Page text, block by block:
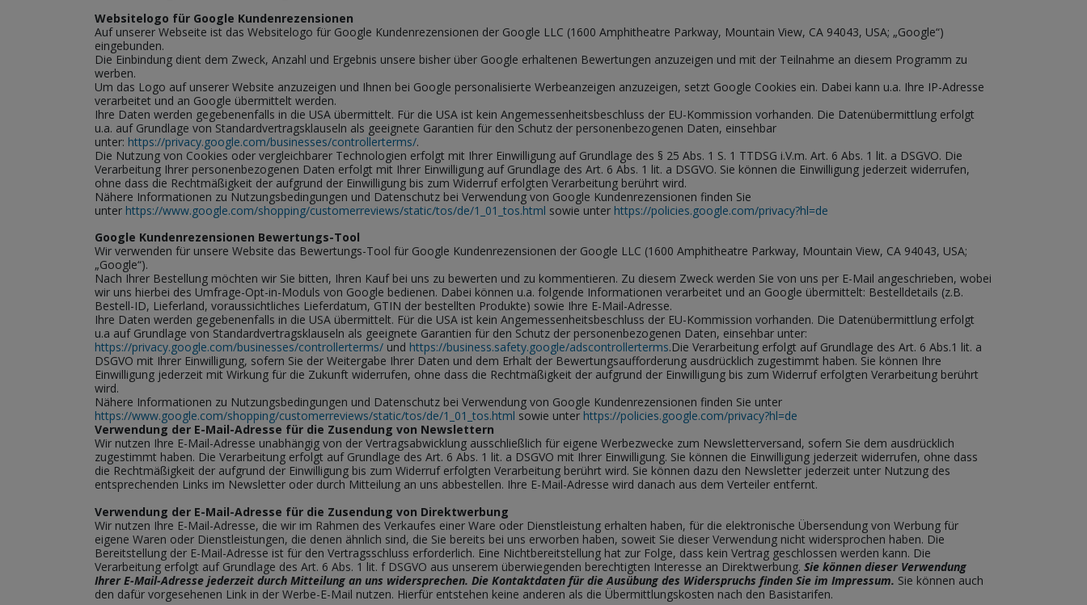
Websitelogo für Google Kundenrezensionen
Auf unserer Webseite ist das Websitelogo für Google Kundenrezensionen der Google LLC (1600 Amphitheatre Parkway, Mountain View, CA 94043, USA; „Google“)
eingebunden.
Die Einbindung dient dem Zweck, Anzahl und Ergebnis unsere bisher über Google erhaltenen Bewertungen anzuzeigen und mit der Teilnahme an diesem Programm zu
werben.
Um das Logo auf unserer Website anzuzeigen und Ihnen bei Google personalisierte Werbeanzeigen anzuzeigen, setzt Google Cookies ein. Dabei kann u.a. Ihre IP-Adresse
verarbeitet und an Google übermittelt werden.
Ihre Daten werden gegebenenfalls in die USA übermittelt. Für die USA ist kein Angemessenheitsbeschluss der EU-Kommission vorhanden. Die Datenübermittlung erfolgt
u.a. auf Grundlage von Standardvertragsklauseln als geeignete Garantien für den Schutz der personenbezogenen Daten, einsehbar
unter: https://privacy.google.com/businesses/controllerterms/.
Die Nutzung von Cookies oder vergleichbarer Technologien erfolgt mit Ihrer Einwilligung auf Grundlage des § 25 Abs. 1 S. 1 TTDSG i.V.m. Art. 6 Abs. 1 lit. a DSGVO. Die
Verarbeitung Ihrer personenbezogenen Daten erfolgt mit Ihrer Einwilligung auf Grundlage des Art. 6 Abs. 1 lit. a DSGVO. Sie können die Einwilligung jederzeit widerrufen,
ohne dass die Rechtmäßigkeit der aufgrund der Einwilligung bis zum Widerruf erfolgten Verarbeitung berührt wird.
Nähere Informationen zu Nutzungsbedingungen und Datenschutz bei Verwendung von Google Kundenrezensionen finden Sie
unter https://www.google.com/shopping/customerreviews/static/tos/de/1_01_tos.html sowie unter https://policies.google.com/privacy?hl=de
Google Kundenrezensionen Bewertungs-Tool
Wir verwenden für unsere Website das Bewertungs-Tool für Google Kundenrezensionen der Google LLC (1600 Amphitheatre Parkway, Mountain View, CA 94043, USA;
„Google“).
Nach Ihrer Bestellung möchten wir Sie bitten, Ihren Kauf bei uns zu bewerten und zu kommentieren. Zu diesem Zweck werden Sie von uns per E-Mail angeschrieben, wobei
wir uns hierbei des Umfrage-Opt-in-Moduls von Google bedienen. Dabei können u.a. folgende Informationen verarbeitet und an Google übermittelt: Bestelldetails (z.B.
Bestell-ID, Lieferland, voraussichtliches Lieferdatum, GTIN der bestellten Produkte) sowie Ihre E-Mail-Adresse.
Ihre Daten werden gegebenenfalls in die USA übermittelt. Für die USA ist kein Angemessenheitsbeschluss der EU-Kommission vorhanden. Die Datenübermittlung erfolgt
u.a auf Grundlage von Standardvertragsklauseln als geeignete Garantien für den Schutz der personenbezogenen Daten, einsehbar unter:
https://privacy.google.com/businesses/controllerterms/ und https://business.safety.google/adscontrollerterms.Die Verarbeitung erfolgt auf Grundlage des Art. 6 Abs.1 lit. a
DSGVO mit Ihrer Einwilligung, sofern Sie der Weitergabe Ihrer Daten und dem Erhalt der Bewertungsaufforderung ausdrücklich zugestimmt haben. Sie können Ihre
Einwilligung jederzeit mit Wirkung für die Zukunft widerrufen, ohne dass die Rechtmäßigkeit der aufgrund der Einwilligung bis zum Widerruf erfolgten Verarbeitung berührt
wird.
Nähere Informationen zu Nutzungsbedingungen und Datenschutz bei Verwendung von Google Kundenrezensionen finden Sie unter
https://www.google.com/shopping/customerreviews/static/tos/de/1_01_tos.html sowie unter https://policies.google.com/privacy?hl=de
Verwendung der E-Mail-Adresse für die Zusendung von Newslettern
Wir nutzen Ihre E-Mail-Adresse unabhängig von der Vertragsabwicklung ausschließlich für eigene Werbezwecke zum Newsletterversand, sofern Sie dem ausdrücklich
zugestimmt haben. Die Verarbeitung erfolgt auf Grundlage des Art. 6 Abs. 1 lit. a DSGVO mit Ihrer Einwilligung. Sie können die Einwilligung jederzeit widerrufen, ohne dass
die Rechtmäßigkeit der aufgrund der Einwilligung bis zum Widerruf erfolgten Verarbeitung berührt wird. Sie können dazu den Newsletter jederzeit unter Nutzung des
entsprechenden Links im Newsletter oder durch Mitteilung an uns abbestellen. Ihre E-Mail-Adresse wird danach aus dem Verteiler entfernt.
Verwendung der E-Mail-Adresse für die Zusendung von Direktwerbung
Wir nutzen Ihre E-Mail-Adresse, die wir im Rahmen des Verkaufes einer Ware oder Dienstleistung erhalten haben, für die elektronische Übersendung von Werbung für
eigene Waren oder Dienstleistungen, die denen ähnlich sind, die Sie bereits bei uns erworben haben, soweit Sie dieser Verwendung nicht widersprochen haben. Die
Bereitstellung der E-Mail-Adresse ist für den Vertragsschluss erforderlich. Eine Nichtbereitstellung hat zur Folge, dass kein Vertrag geschlossen werden kann. Die
Verarbeitung erfolgt auf Grundlage des Art. 6 Abs. 1 lit. f DSGVO aus unserem überwiegenden berechtigten Interesse an Direktwerbung. Sie können dieser Verwendung
Ihrer E-Mail-Adresse jederzeit durch Mitteilung an uns widersprechen. Die Kontaktdaten für die Ausübung des Widerspruchs finden Sie im Impressum. Sie können auch
den dafür vorgesehenen Link in der Werbe-E-Mail nutzen. Hierfür entstehen keine anderen als die Übermittlungskosten nach den Basistarifen.